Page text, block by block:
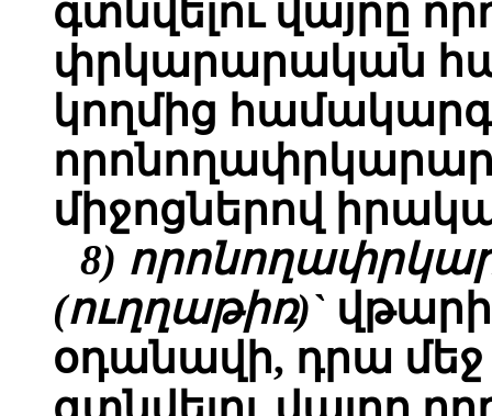
գտնվելու վայրը
փրկարարական
կողմից
միջոցներով
8)
(ուղղաթիռ)`
օդանավի, դրա